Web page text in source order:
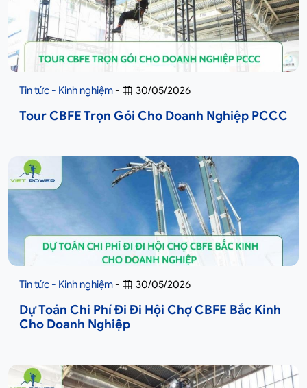
Tin tức - Kinh nghiệm - 30/05/2026
Tour CBFE Trọn Gói Cho Doanh Nghiệp PCCC
Tin tức - Kinh nghiệm - 30/05/2026
Dự Toán Chi Phí Đi Đi Hội Chợ CBFE Bắc Kinh
Cho Doanh Nghiệp